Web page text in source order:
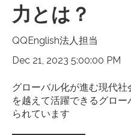
力とは？
QQEnglish法人担当
Dec 21, 2023 5:00:00 PM
グローバル化が進む現代
を越えて活躍できるグロ
られています